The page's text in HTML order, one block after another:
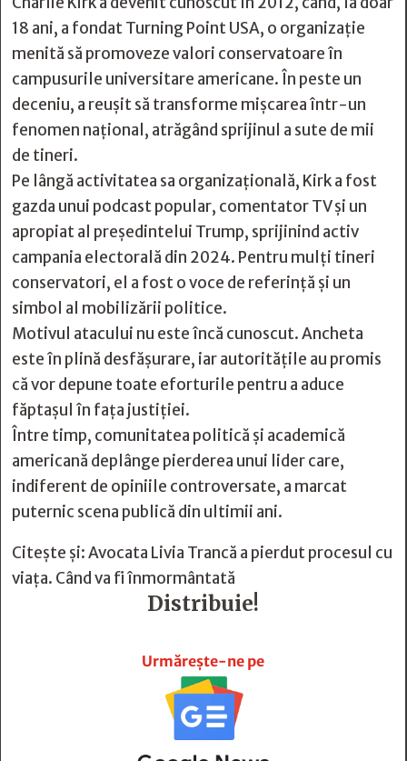
18 ani, a fondat Turning Point USA, o organizație
menită să promoveze valori conservatoare în
campusurile universitare americane. În peste un
deceniu, a reușit să transforme mișcarea într-un
fenomen național, atrăgând sprijinul a sute de mii
de tineri.
Pe lângă activitatea sa organizațională, Kirk a fost
gazda unui podcast popular, comentator TV și un
apropiat al președintelui Trump, sprijinind activ
campania electorală din 2024. Pentru mulți tineri
conservatori, el a fost o voce de referință și un
simbol al mobilizării politice.
Motivul atacului nu este încă cunoscut. Ancheta
este în plină desfășurare, iar autoritățile au promis
că vor depune toate eforturile pentru a aduce
făptașul în fața justiției.
Între timp, comunitatea politică și academică
americană deplânge pierderea unui lider care,
indiferent de opiniile controversate, a marcat
puternic scena publică din ultimii ani.
Citește și:Avocata Livia Trancă a pierdut procesul cu
viața. Când va fi înmormântată
Distribuie!
Urmărește-ne pe